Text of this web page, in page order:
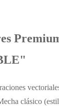
clásico